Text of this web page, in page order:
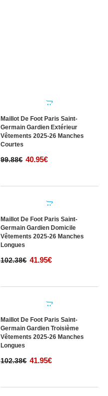
Germain Gardien Extérieur
Vêtements 2025-26 Manches
Courtes
99.88€
Germain Gardien Domicile
Vêtements 2025-26 Manches
Longues
102.38€